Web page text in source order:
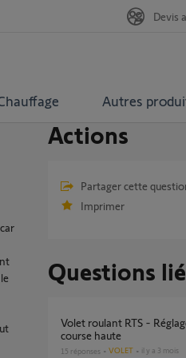
Autres
Devis
Actions
Partager cette
Imprimer
Questions
Volet roulant RTS - Réglage manuel fin de
course haute
15 réponses VOLET il y a 3 mois